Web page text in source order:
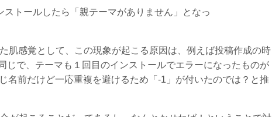
肌感覚として、この現象が起こる原因は、例えば投稿作成の時
で、テーマも１回目のインストールでエラーになったものが
名前だけど一応重複を避けるため「-1」が付いたのでは？と推